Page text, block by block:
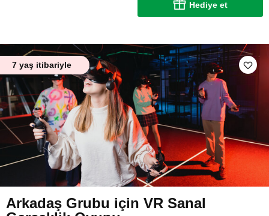
Hediye et
7 yaş itibariyle
Arkadaş Grubu için VR Sanal